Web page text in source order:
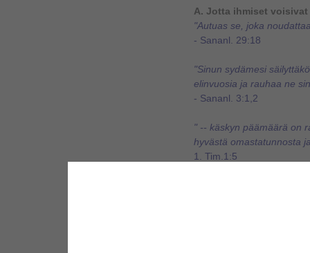
A. Jotta ihmiset
"Autuas se, joka
- Sananl. 29:18
"Sinun sydämesi
elinvuosia ja rauhaa ne
- Sananl. 3:1,2
" -- käskyn päämäärä on
hyvästä omastatunnosta
1. Tim.1:5